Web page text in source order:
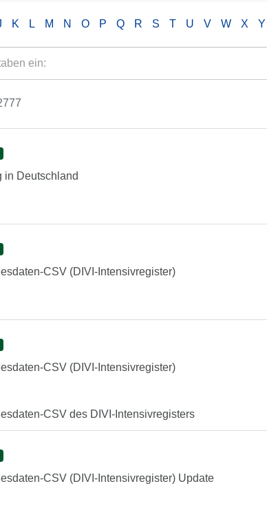
K L M N O P Q R S T U V W X Y
in Deutschland
CSV (DIVI-Intensivregister)
CSV (DIVI-Intensivregister)
CSV des DIVI-Intensivregisters
CSV (DIVI-Intensivregister) Update